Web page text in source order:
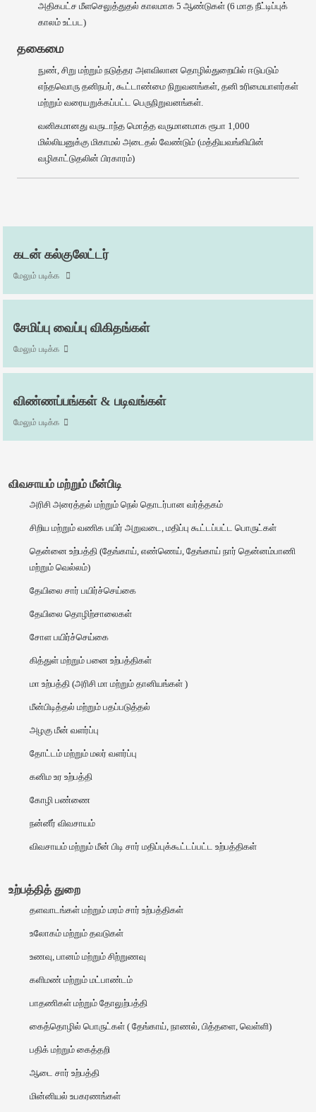
அதிகபட்ச மீளசெலுத்துதல் காலமாக 5 ஆண்டுகள் (6 மாத நீட்டிப்புக்
காலம் உட்பட)
தகைமை
நுண், சிறு மற்றும் நடுத்தர அளவிலான தொழில்துறையில் ஈடுபடும்
எந்தவொரு தனிநபர், கூட்டாண்மை நிறுவனங்கள், தனி உரிமையாளர்கள்
மற்றும் வரையறுக்கப்பட்ட பெருநிறுவனங்கள்.
வனிகமானது வருடாந்த மொத்த வருமானமாக ரூபா 1,000
மில்லியனுக்கு மிகாமல் அடைதல் வேண்டும் (மத்தியவங்கியின்
வழிகாட்டுதலின் பிரகாரம்)
கடன் கல்குலேட்டர்
மேலும் படிக்க
சேமிப்பு வைப்பு விகிதங்கள்
மேலும் படிக்க
விண்ணப்பங்கள் & படிவங்கள்
மேலும் படிக்க
விவசாயம் மற்றும் மீன்பிடி
அரிசி அரைத்தல் மற்றும் நெல் தொடர்பான வர்த்தகம்
சிறிய மற்றும் வணிக பயிர் அறுவடை, மதிப்பு கூட்டப்பட்ட பொருட்கள்
தென்னை உற்பத்தி (தேங்காய், எண்ணெய், தேங்காய் நார் தென்னம்பாணி
மற்றும் வெல்லம்)
தேயிலை சார் பயிர்ச்செய்கை
தேயிலை தொழிற்சாலைகள்
சோள பயிர்ச்செய்கை
கித்துள் மற்றும் பனை உற்பத்திகள்
மா உற்பத்தி (அரிசி மா மற்றும் தானியங்கள் )
மீன்பிடித்தல் மற்றும் பதப்படுத்தல்
அழகு மீன் வளர்ப்பு
தோட்டம் மற்றும் மலர் வளர்ப்பு
கனிம உர உற்பத்தி
கோழி பண்ணை
நன்னீர் விவசாயம்
விவசாயம் மற்றும் மீன் பிடி சார் மதிப்புக்கூட்டப்பட்ட உற்பத்திகள்
உற்பத்தித் துறை
தளவாடங்கள் மற்றும் மரம் சார் உற்பத்திகள்
உலோகம் மற்றும் தவடுகள்
உணவு, பானம் மற்றும் சிற்றுணவு
களிமண் மற்றும் மட்பாண்டம்
பாதணிகள் மற்றும் தோலுற்பத்தி
கைத்தொழில் பொருட்கள் ( தேங்காய், நாணல், பித்தளை, வெள்ளி)
பதிக் மற்றும் கைத்தறி
ஆடை சார் உற்பத்தி
மின்னியல் உபகரணங்கள்